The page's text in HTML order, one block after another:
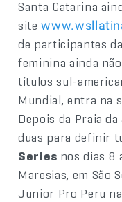
Santa Catarina
site
de participantes
feminina ainda
títulos sul-
Mundial, entra na
Depois da Praia
duas para definir
Series nos dias 8
Maresias, em São
Junior Pro Peru